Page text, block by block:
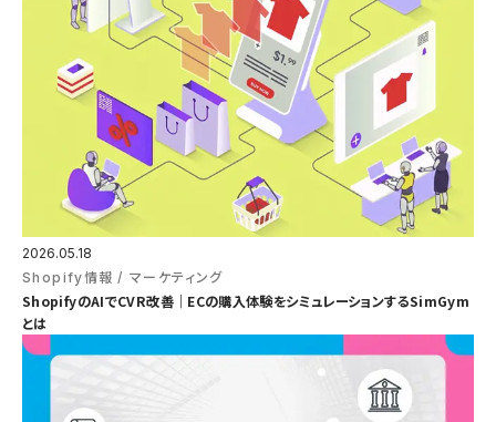
2026.05.18
Shopify情報
マーケティング
ShopifyのAIでCVR改善｜ECの購入体験をシミュレーションするSimGym
とは